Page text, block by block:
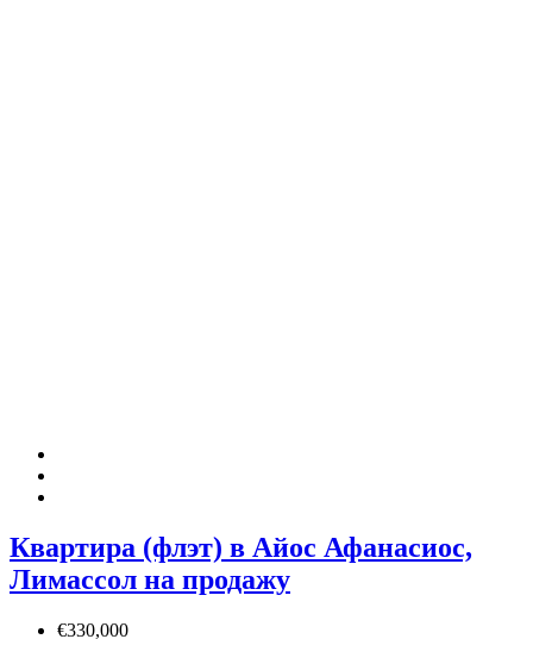
Квартира (флэт) в Айос Афанасиос,
Лимассол на продажу
€330,000